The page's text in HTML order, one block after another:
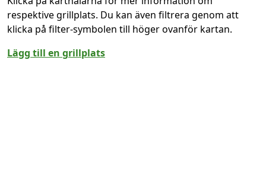
respektive grillplats. Du kan även filtrera genom att
klicka på filter-symbolen till höger ovanför kartan.
Lägg till en grillplats